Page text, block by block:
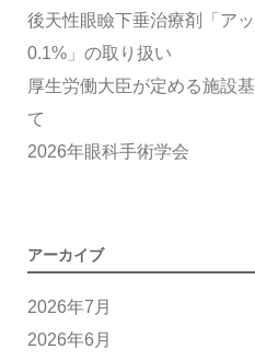
後天性眼瞼下垂治療剤「ア
0.1%」の取り扱い
厚生労働大臣が定める施設
て
2026年眼科手術学会
アーカイブ
2026年7月
2026年6月